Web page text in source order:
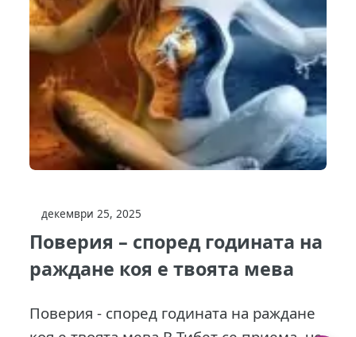
декември 25, 2025
Поверия – според годината на
раждане коя е твоята мева
Поверия - според годината на раждане